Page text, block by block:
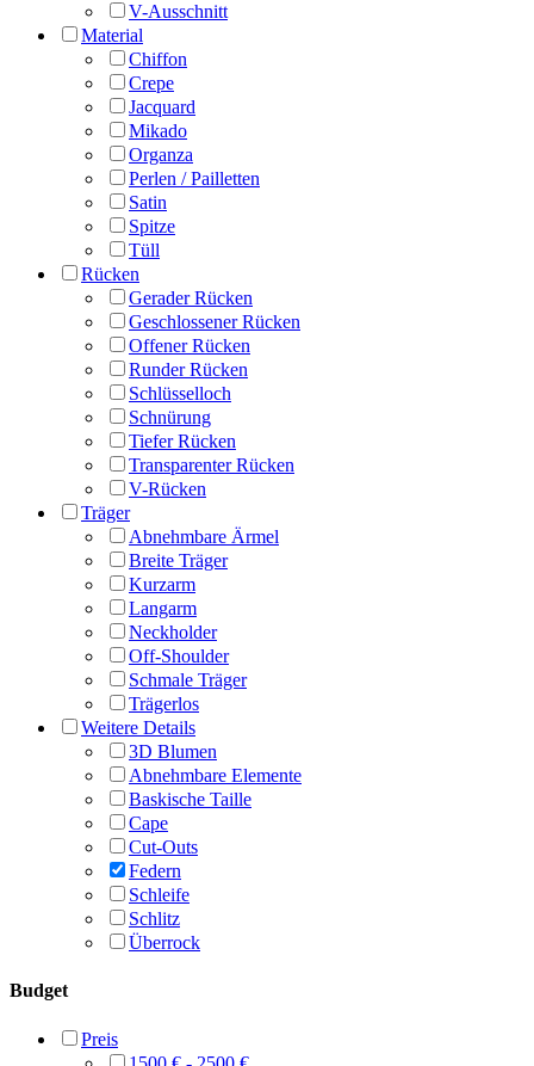
V-Ausschnitt
Material
Chiffon
Crepe
Jacquard
Mikado
Organza
Perlen / Pailletten
Satin
Spitze
Tüll
Rücken
Gerader Rücken
Geschlossener Rücken
Offener Rücken
Runder Rücken
Schlüsselloch
Schnürung
Tiefer Rücken
Transparenter Rücken
V-Rücken
Träger
Abnehmbare Ärmel
Breite Träger
Kurzarm
Langarm
Neckholder
Off-Shoulder
Schmale Träger
Trägerlos
Weitere Details
3D Blumen
Abnehmbare Elemente
Baskische Taille
Cape
Cut-Outs
Federn
Schleife
Schlitz
Überrock
Budget
Preis